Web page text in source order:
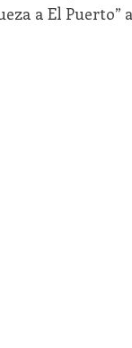
a El Puerto”